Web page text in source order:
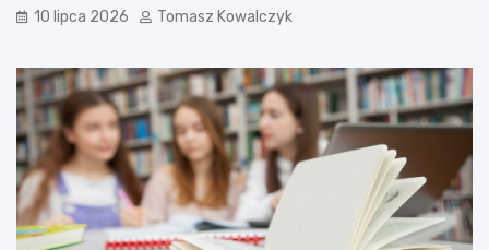
10 lipca 2026 Tomasz Kowalczyk